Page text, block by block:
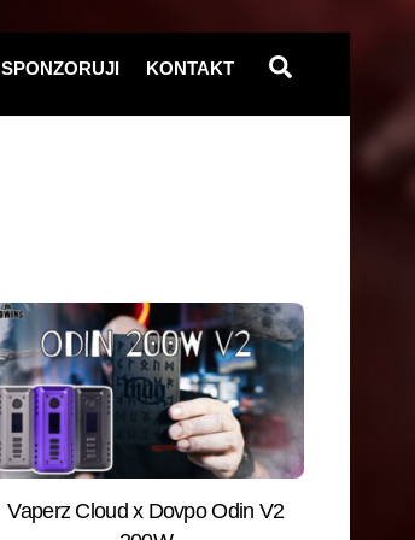
SPONZORUJI KONTAKT
Vaperz Cloud x Dovpo Odin V2